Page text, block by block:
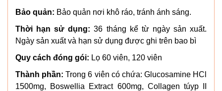
Bảo quản: Bảo quản nơi khô ráo, tránh ánh sáng.
Thời hạn sử dụng:36 tháng kể từ ngày sản xuất.
Ngày sản xuất và hạn sử dụng được ghi trên bao bì
Quy cách đóng gói: Lọ 60 viên, 120 viên
Thành phần:Trong 6 viên có chứa: Glucosamine HCl
1500mg, Boswellia Extract 600mg, Collagen túyp II